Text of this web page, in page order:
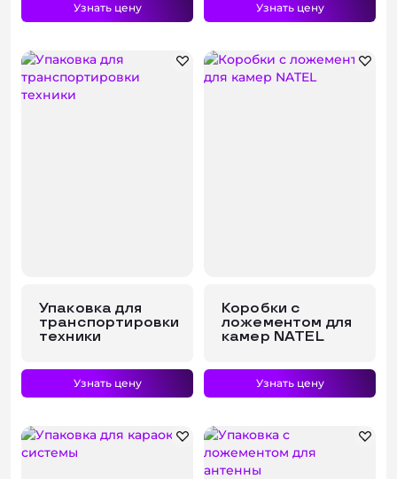
Узнать цену Узнать цену
Упаковка для
транспортировки
техники
Узнать цену
Коробки с
ложементом для
камер NATEL
Узнать цену